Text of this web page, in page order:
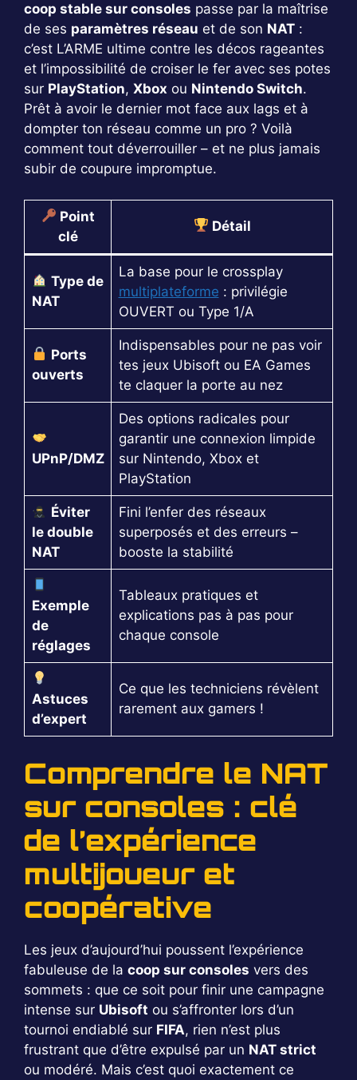
coop stable sur consoles passe par la maîtrise
de ses paramètres réseau et de son NAT :
c’est L’ARME ultime contre les décos rageantes
et l’impossibilité de croiser le fer avec ses potes
sur PlayStation, Xbox ou Nintendo Switch.
Prêt à avoir le dernier mot face aux lags et à
dompter ton réseau comme un pro ? Voilà
comment tout déverrouiller – et ne plus jamais
subir de coupure impromptue.
Point
clé
Détail
Type de
NAT
La base pour le crossplay
multiplateforme : privilégie
OUVERT ou Type 1/A
Ports
ouverts
Indispensables pour ne pas voir
tes jeux Ubisoft ou EA Games
te claquer la porte au nez
UPnP/DMZ
Des options radicales pour
garantir une connexion limpide
sur Nintendo, Xbox et
PlayStation
Éviter
le double
NAT
Fini l’enfer des réseaux
superposés et des erreurs –
booste la stabilité
Exemple
de
réglages
Tableaux pratiques et
explications pas à pas pour
chaque console
Astuces
d’expert
Ce que les techniciens révèlent
rarement aux gamers !
Comprendre le NAT
sur consoles : clé
de l’expérience
multijoueur et
coopérative
Les jeux d’aujourd’hui poussent l’expérience
fabuleuse de la coop sur consoles vers des
sommets : que ce soit pour finir une campagne
intense sur Ubisoft ou s’affronter lors d’un
tournoi endiablé sur FIFA, rien n’est plus
frustrant que d’être expulsé par un NAT strict
ou modéré. Mais c’est quoi exactement ce